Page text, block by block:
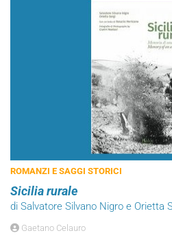
ROMANZI E SAGGI STORICI
Sicilia rurale
di Salvatore Silvano Nigro e Orietta
Gaetano Celauro